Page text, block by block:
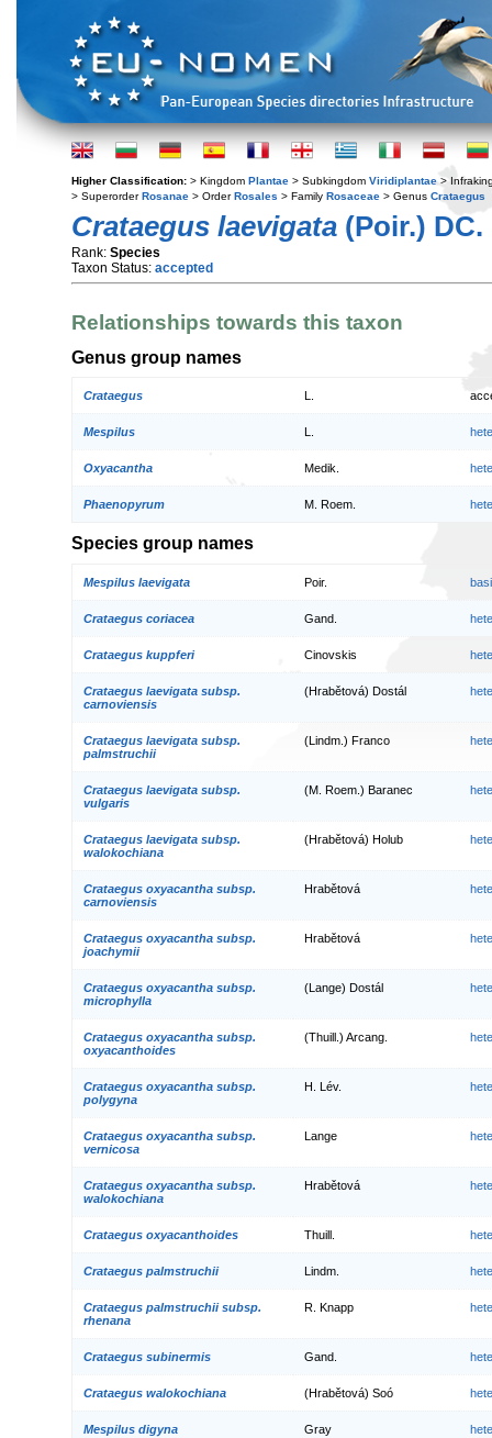
Higher Classification: > Kingdom Plantae > Subkingdom Viridiplantae >
> SuperorderRosanae > OrderRosales > Family Rosaceae > Genus Crataegus
Crataegus laevigata (Poir.) DC.
Rank: Species
Taxon Status: accepted
Relationships towards this taxon
Genus group names
Crataegus
Mespilus
Oxyacantha Medik.
Phaenopyrum M. Roem.
Species group names
Mespilus laevigata Poir.
Crataegus coriacea Gand.
Crataegus kuppferi Cinovskis
Crataegus laevigata subsp.
carnoviensis
(Hrabětová) Dostál
Crataegus laevigata subsp.
palmstruchii
(Lindm.) Franco
Crataegus laevigata subsp.
vulgaris
(M. Roem.) Baranec
Crataegus laevigata subsp.
walokochiana
(Hrabětová) Holub
Crataegus oxyacantha subsp.
carnoviensis
Hrabětová
Crataegus oxyacantha subsp.
joachymii
Hrabětová
Crataegus oxyacantha subsp.
microphylla
(Lange) Dostál
Crataegus oxyacantha subsp.
oxyacanthoides
(Thuill.) Arcang.
Crataegus oxyacantha subsp.
polygyna
H. Lév.
Crataegus oxyacantha subsp.
vernicosa
Lange
Crataegus oxyacantha subsp.
walokochiana
Hrabětová
Crataegus oxyacanthoides Thuill.
Crataegus palmstruchii Lindm.
Crataegus palmstruchii subsp.
rhenana
R. Knapp
Crataegus subinermis Gand.
Crataegus walokochiana (Hrabětová) Soó
Mespilus digyna Gray